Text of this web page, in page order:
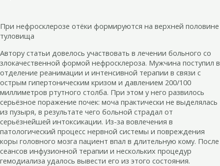
При нефросклерозе отёки формируются на верхней половине
туловища
Автору статьи довелось участвовать в лечении больного со
злокачественной формой нефросклероза. Мужчина поступил в
отделение реанимации и интенсивной терапии в связи с
острым гипертоническим кризом и давлением 200/100
миллиметров ртутного столба. При этом у него развилось
серьёзное поражение почек: моча практически не выделялась
из пузыря, в результате чего больной страдал от
серьёзнейшей интоксикации. Из-за вовлечения в
патологический процесс нервной системы и повреждения
коры головного мозга пациент впал в длительную кому. После
сеансов инфузионной терапии и нескольких процедур
гемодиализа удалось вывести его из этого состояния.